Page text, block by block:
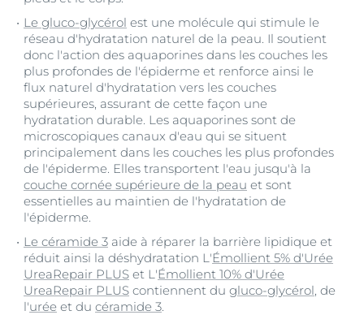
Le gluco-glycérol est une molécule qui stimule le
réseau d'hydratation naturel de la peau. Il soutient
donc l'action des aquaporines dans les couches les
plus profondes de l'épiderme et renforce ainsi le
flux naturel d'hydratation vers les couches
supérieures, assurant de cette façon une
hydratation durable. Les aquaporines sont de
microscopiques canaux d'eau qui se situent
principalement dans les couches les plus profondes
de l'épiderme. Elles transportent l'eau jusqu'à la
couche cornée supérieure de la peau et sont
essentielles au maintien de l'hydratation de
l'épiderme.
Le céramide 3 aide à réparer la barrière lipidique et
réduit ainsi la déshydratation L'Émollient 5% d'Urée
UreaRepair PLUS et L'Émollient 10% d'Urée
UreaRepair PLUS contiennent du gluco-glycérol, de
l'urée et du céramide 3.